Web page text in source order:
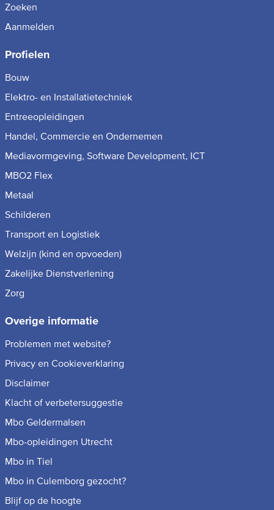
Zoeken
Aanmelden
Profielen
Bouw
Elektro- en Installatietechniek
Entreeopleidingen
Handel, Commercie en Ondernemen
Mediavormgeving, Software Development, ICT
MBO2 Flex
Metaal
Schilderen
Transport en Logistiek
Welzijn (kind en opvoeden)
Zakelijke Dienstverlening
Zorg
Overige informatie
Problemen met website?
Privacy en Cookieverklaring
Disclaimer
Klacht of verbetersuggestie
Mbo Geldermalsen
Mbo-opleidingen Utrecht
Mbo in Tiel
Mbo in Culemborg gezocht?
Blijf op de hoogte